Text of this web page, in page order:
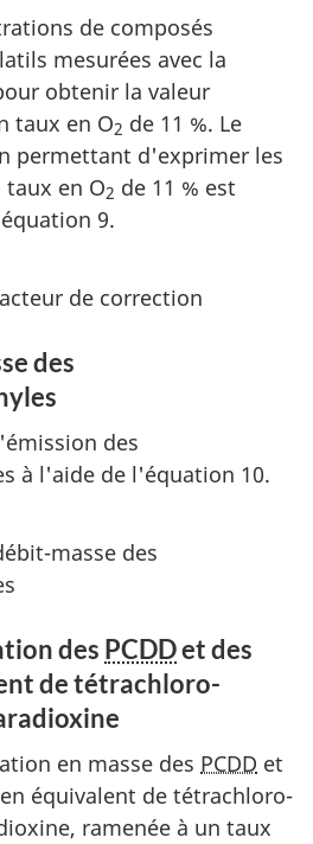
de composés
mesurées avec la
obtenir la valeur
taux en O2 de 11 %. Le
permettant d'exprimer les
en O2 de 11 % est
9.
des
des
à l'aide de l'équation 10.
des PCDDet des
de tétrachloro-
en masse des PCDD et
équivalent de tétrachloro-
ramenée à un taux